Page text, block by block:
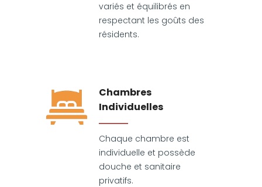
variés et équilibrés en
respectant les goûts des
résidents.
Chambres
Individuelles
Chaque chambre est
individuelle et possède
douche et sanitaire
privatifs.